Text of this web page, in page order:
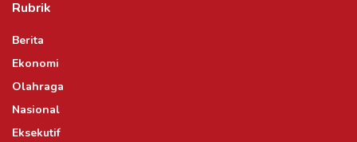
Rubrik
Berita
Ekonomi
Olahraga
Nasional
Eksekutif